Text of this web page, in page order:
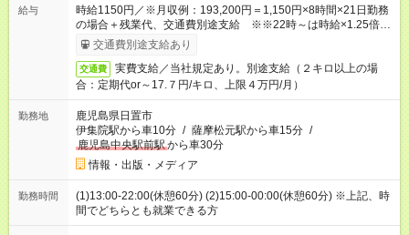
給与
時給1150円／※月収例：193,200円＝1,150円×8時間×21日勤務
の場合＋残業代、交通費別途支給 ※※22時～は時給×1.25倍
（深夜手当）に。
交通費別途支給あり
交通費
実費支給／当社規定あり。別途支給（２キロ以上の場
合：定期代or～17.７円/キロ、上限４万円/月）
勤務地
鹿児島県日置市
伊集院駅から車10分 / 薩摩松元駅から車15分 /
鹿児島中央駅前駅から車30分
情報・出版・メディア
勤務時間
(1)13:00-22:00(休憩60分) (2)15:00-00:00(休憩60分) ※上記、時
間でどちらとも就業できる方